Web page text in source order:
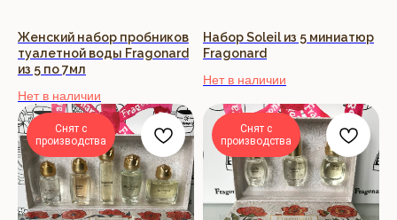
Женский набор пробников
туалетной воды Fragonard
из 5 по 7мл
Нет в наличии
Набор Soleil из 5 миниатюр
Fragonard
Нет в наличии
Снят с
производства
Снят с
производства